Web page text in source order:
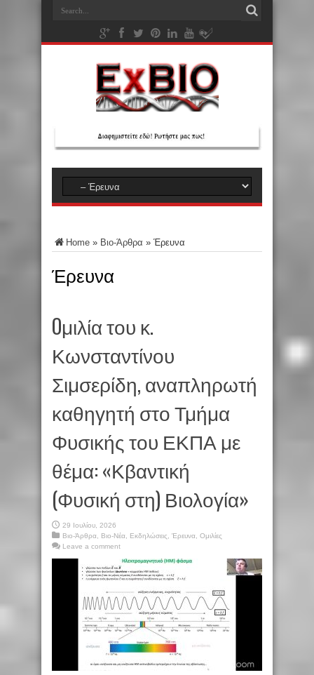
Home » Βιο-Άρθρα » Έρευνα
Έρευνα
Oμιλία του κ.
Κωνσταντίνου
Σιμσερίδη, αναπληρωτή
καθηγητή στο Τμήμα
Φυσικής του ΕΚΠΑ με
θέμα: «Κβαντική
(Φυσική στη) Βιολογία»
29 Ιουλίου, 2026
Βιο-Άρθρα
Βιο-Νέα Εκδηλώσεις Έρευνα Ομιλίες
Leave a comment